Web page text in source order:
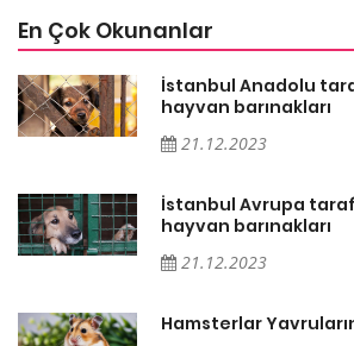
En Çok Okunanlar
İstanbul Anadolu
hayvan barınakları
21.12.2023
İstanbul Avrupa
hayvan barınakları
21.12.2023
Hamsterlar